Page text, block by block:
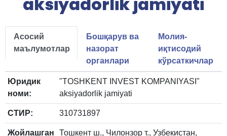
Асосий
маълумотлар
Бошқарув ва
назорат
органлари
Молия-
иқтисодий
кўрсаткичлар
Юридик
номи:
"TOSHKENT INVEST KOMPANIYASI"
aksiyadorlik jamiyati
СТИР: 310731897
Жойлашган
Тошкент ш., Чилонзор т., Узбекистан,